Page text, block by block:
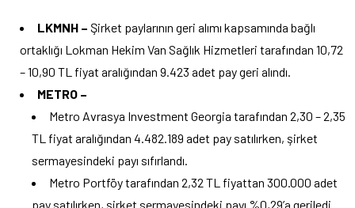
LKMNH – Şirket paylarının geri alımı kapsamında bağlı
ortaklığı Lokman Hekim Van Sağlık Hizmetleri tarafından 10,72
– 10,90 TL fiyat aralığından 9.423 adet pay geri alındı.
METRO –
Metro Avrasya Investment Georgia tarafından 2,30 – 2,35
TL fiyat aralığından 4.482.189 adet pay satılırken, şirket
sermayesindeki payı sıfırlandı.
Metro Portföy tarafından 2,32 TL fiyattan 300.000 adet
pay satılırken, şirket sermayesindeki payı %0,29’a geriledi.